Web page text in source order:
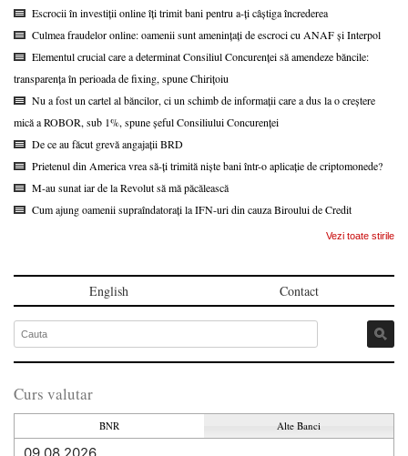
Escrocii în investiții online îți trimit bani pentru a-ți câștiga încrederea
Culmea fraudelor online: oamenii sunt amenințați de escroci cu ANAF și Interpol
Elementul crucial care a determinat Consiliul Concurenței să amendeze băncile:
transparența în perioada de fixing, spune Chirițoiu
Nu a fost un cartel al băncilor, ci un schimb de informații care a dus la o creștere
mică a ROBOR, sub 1%, spune șeful Consiliului Concurenței
De ce au făcut grevă angajații BRD
Prietenul din America vrea să-ți trimită niște bani într-o aplicație de criptomonede?
M-au sunat iar de la Revolut să mă păcălească
Cum ajung oamenii supraîndatorați la IFN-uri din cauza Biroului de Credit
Vezi toate stirile
English Contact
Curs valutar
BNR Alte Banci